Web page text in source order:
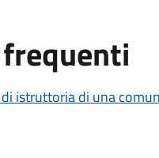
istruttoria di una